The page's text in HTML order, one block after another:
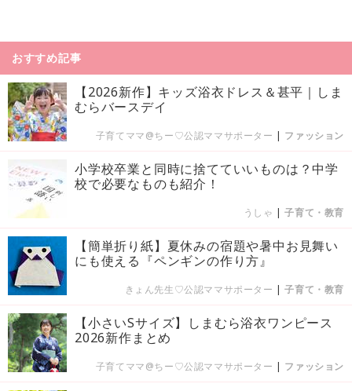
おすすめ記事
【2026新作】キッズ浴衣ドレス＆甚平｜しま
むらバースデイ
子育てママ@ちー♡公認ママサポーター | ファッション
小学校卒業と同時に捨てていいものは？中学
校で必要なものも紹介！
うしゃ |子育て・教育
【簡単折り紙】夏休みの宿題や暑中お見舞い
にも使える『ペンギンの作り方』
きょん先生♡公認ママサポーター |子育て・教育
【小さいSサイズ】しまむら浴衣ワンピース
2026新作まとめ
子育てママ@ちー♡公認ママサポーター | ファッション